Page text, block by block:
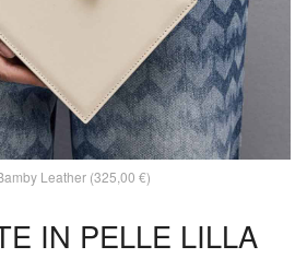
Leather (325,00 €)
IN PELLE LILLA